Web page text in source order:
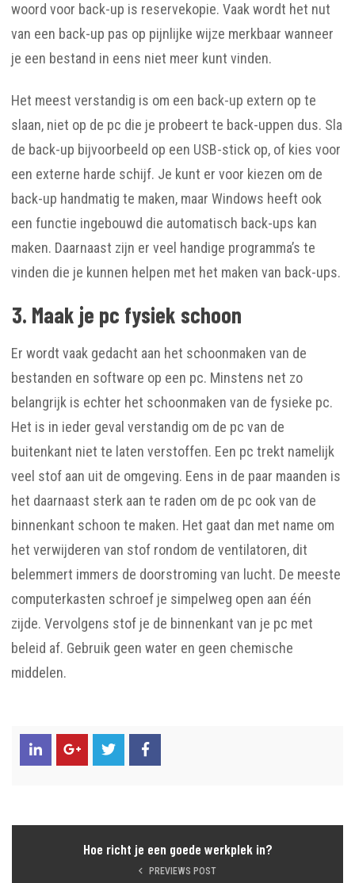
woord voor back-up is reservekopie. Vaak wordt het nut
van een back-up pas op pijnlijke wijze merkbaar wanneer
je een bestand in eens niet meer kunt vinden.
Het meest verstandig is om een back-up extern op te
slaan, niet op de pc die je probeert te back-uppen dus. Sla
de back-up bijvoorbeeld op een USB-stick op, of kies voor
een externe harde schijf. Je kunt er voor kiezen om de
back-up handmatig te maken, maar Windows heeft ook
een functie ingebouwd die automatisch back-ups kan
maken. Daarnaast zijn er veel handige programma’s te
vinden die je kunnen helpen met het maken van back-ups.
3. Maak je pc fysiek schoon
Er wordt vaak gedacht aan het schoonmaken van de
bestanden en software op een pc. Minstens net zo
belangrijk is echter het schoonmaken van de fysieke pc.
Het is in ieder geval verstandig om de pc van de
buitenkant niet te laten verstoffen. Een pc trekt namelijk
veel stof aan uit de omgeving. Eens in de paar maanden is
het daarnaast sterk aan te raden om de pc ook van de
binnenkant schoon te maken. Het gaat dan met name om
het verwijderen van stof rondom de ventilatoren, dit
belemmert immers de doorstroming van lucht. De meeste
computerkasten schroef je simpelweg open aan één
zijde. Vervolgens stof je de binnenkant van je pc met
beleid af. Gebruik geen water en geen chemische
middelen.
Hoe richt je een goede werkplek in?
PREVIEWS POST